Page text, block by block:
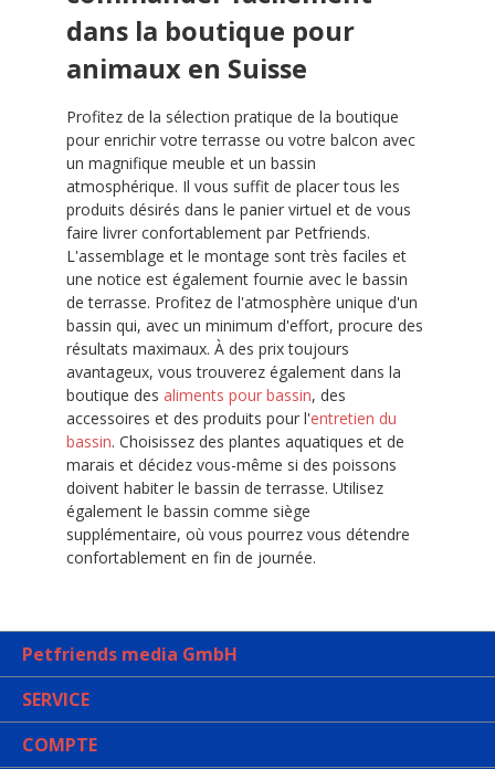
dans la boutique pour
animaux en Suisse
Profitez de la sélection pratique de la boutique
pour enrichir votre terrasse ou votre balcon avec
un magnifique meuble et un bassin
atmosphérique. Il vous suffit de placer tous les
produits désirés dans le panier virtuel et de vous
faire livrer confortablement par Petfriends.
L'assemblage et le montage sont très faciles et
une notice est également fournie avec le bassin
de terrasse. Profitez de l'atmosphère unique d'un
bassin qui, avec un minimum d'effort, procure des
résultats maximaux. À des prix toujours
avantageux, vous trouverez également dans la
boutique des aliments pour bassin, des
accessoires et des produits pour l'entretien du
bassin. Choisissez des plantes aquatiques et de
marais et décidez vous-même si des poissons
doivent habiter le bassin de terrasse. Utilisez
également le bassin comme siège
supplémentaire, où vous pourrez vous détendre
confortablement en fin de journée.
Petfriends media GmbH
SERVICE
COMPTE